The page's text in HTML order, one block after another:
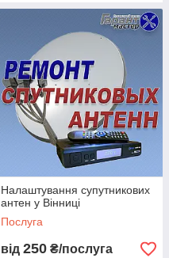
Налаштування супутникових
антен у Вінниці
Послуга
від 250 ₴/послуга